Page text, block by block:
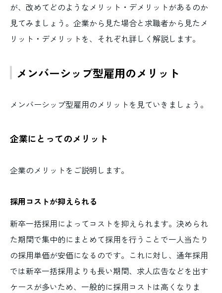
が、改めてどのようなメリット・デメリットがあるのか
見てみましょう。企業から見た場合と求職者から見たメ
リット・デメリットを、それぞれ詳しく解説します。
メンバーシップ型雇用のメリット
メンバーシップ型雇用のメリットを見ていきましょう。
企業にとってのメリット
企業のメリットをご説明します。
採用コストが抑えられる
新卒一括採用によってコストを抑えられます。決められ
た期間で集中的にまとめて採用を行うことで一人当たり
の採用単価が安価になるのです。これに対し、通年採用
では新卒一括採用よりも長い期間、求人広告などを出す
ケースが多いため、一般的に採用コストは高くなりま